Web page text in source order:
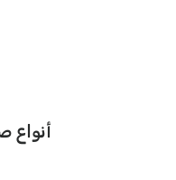
أنواع